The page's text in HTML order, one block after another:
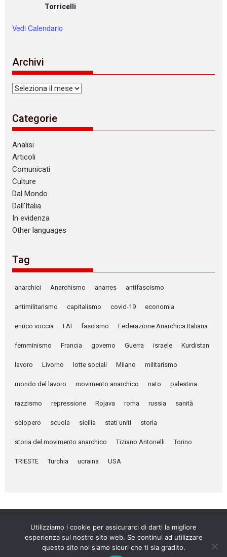
Torricelli
Vedi Calendario
Archivi
Archivi
Categorie
Analisi
Articoli
Comunicati
Culture
Dal Mondo
Dall’Italia
In evidenza
Other languages
Tag
anarchici Anarchismo anarres antifascismo
antimilitarismo capitalismo covid-19 economia
enrico voccia FAI fascismo Federazione Anarchica Italiana
femminismo Francia governo Guerra israele Kurdistan
lavoro Livorno lotte sociali Milano militarismo
mondo del lavoro movimento anarchico nato palestina
razzismo repressione Rojava roma russia sanità
sciopero scuola sicilia stati uniti storia
storia del movimento anarchico Tiziano Antonelli Torino
TRIESTE Turchia ucraina USA
Umanità Nova © 2026
Utilizziamo i cookie per assicurarci di darti la migliore
esperienza sul nostro sito web. Se continui ad utilizzare
questo sito noi siamo sicuri che ti sia gradito.